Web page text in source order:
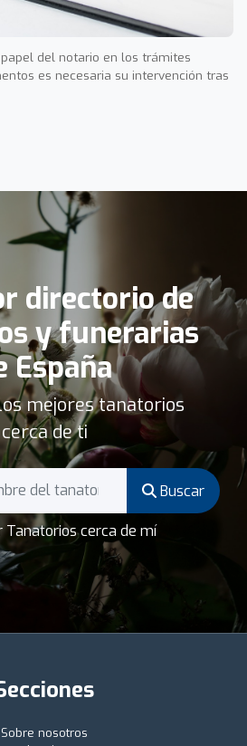
del notario en los trámites
es necesaria su intervención tras
directorio de
y funerarias
España
mejores tanatorios
cerca de ti
Buscar
Tanatorios cerca de mí
Sobre nosotros